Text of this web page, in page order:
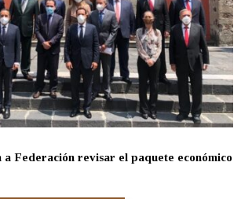
a Federación revisar el paquete económico